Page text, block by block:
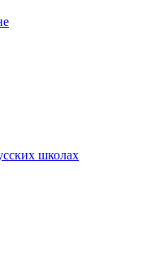
школах